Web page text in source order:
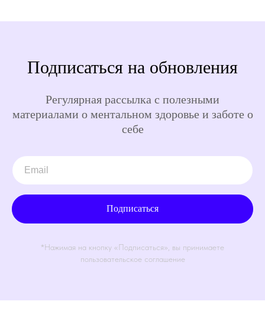
Подписаться на обновления
Регулярная рассылка с полезными
материалами о ментальном здоровье и заботе о
себе
Подписаться
*Нажимая на кнопку «Подписаться», вы принимаете
пользовательское соглашение